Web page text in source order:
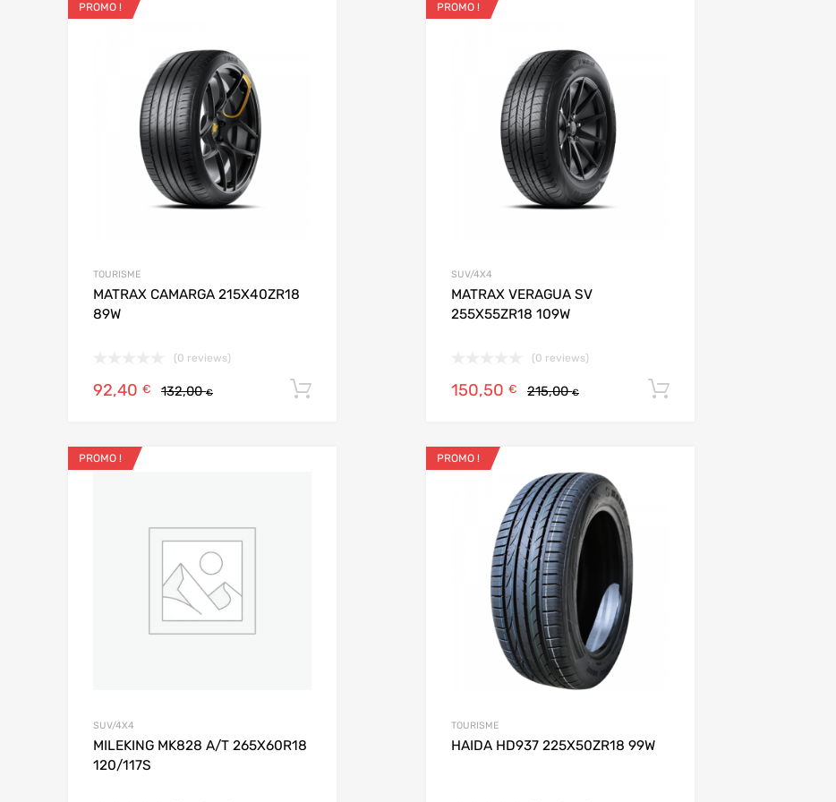
Ajouter au panier
PROMO !
TOURISME
MATRAX CAMARGA 215X40ZR18
89W
(0 reviews)
132,00€
92,40 € Ajouter au panier
PROMO !
SUV/4X4
MATRAX VERAGUA SV
255X55ZR18 109W
(0 reviews)
215,00€
150,50 €
PROMO !
SUV/4X4
MILEKING MK828 A/T 265X60R18
120/117S
PROMO !
TOURISME
HAIDA HD937 225X50ZR18 99W